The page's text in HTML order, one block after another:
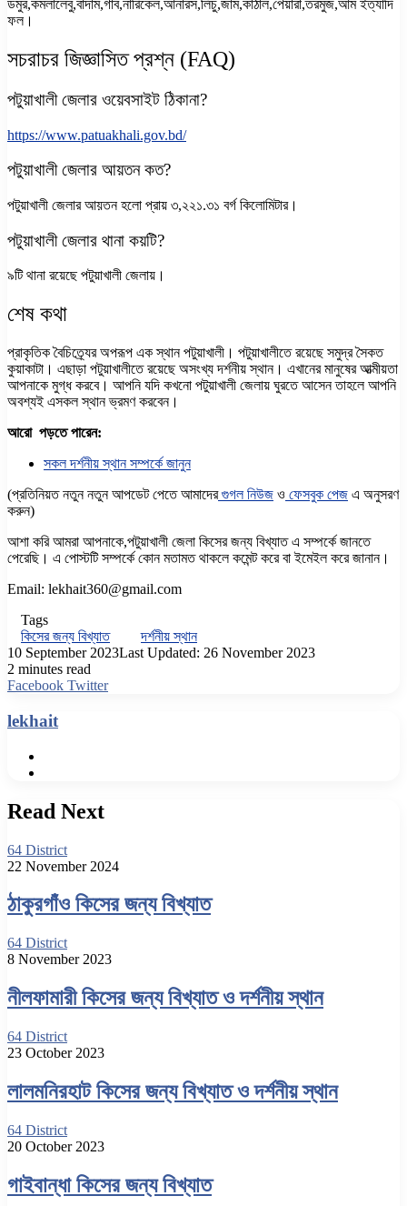
ডমুর,কমলালেবু,বাদাম,গাব,নারিকেল,আনারস,লিচু,জাম,কাঁঠাল,পেয়ারা,তরমুজ,আম ইত্যাদি
ফল।
সচরাচর জিজ্ঞাসিত প্রশ্ন (FAQ)
পটুয়াখালী জেলার ওয়েবসাইট ঠিকানা?
https://www.patuakhali.gov.bd/
পটুয়াখালী জেলার আয়তন কত?
পটুয়াখালী জেলার আয়তন হলো প্রায় ৩,২২১.৩১ বর্গ কিলোমিটার।
পটুয়াখালী জেলার থানা কয়টি?
৯টি থানা রয়েছে পটুয়াখালী জেলায়।
শেষ কথা
প্রাকৃতিক বৈচিত্র্যের অপরূপ এক স্থান পটুয়াখালী। পটুয়াখালীতে রয়েছে সমুদ্র সৈকত
কুয়াকাটা। এছাড়া পটুয়াখালীতে রয়েছে অসংখ্য দর্শনীয় স্থান। এখানের মানুষের আত্মীয়তা
আপনাকে মুগ্ধ করবে। আপনি যদি কখনো পটুয়াখালী জেলায় ঘুরতে আসেন তাহলে আপনি
অবশ্যই এসকল স্থান ভ্রমণ করবেন।
আরো পড়তে পারেন:
সকল দর্শনীয় স্থান সম্পর্কে জানুন
(প্রতিনিয়ত নতুন নতুন আপডেট পেতে আমাদেরগুগল নিউজ ও ফেসবুক পেজ এ অনুসরণ
করুন)
আশা করি আমরা আপনাকে,পটুয়াখালী জেলা কিসের জন্য বিখ্যাত এ সম্পর্কে জানতে
পেরেছি। এ পোস্টটি সম্পর্কে কোন মতামত থাকলে কমেন্ট করে বা ইমেইল করে জানান।
Email: lekhait360@gmail.com
Tags
কিসের জন্য বিখ্যাত
দর্শনীয় স্থান
10 September 2023Last Updated: 26 November 2023
2 minutes read
Facebook TwitterLinkedIn
Share
Print
lekhait
Read Next
64 District
22 November 2024
ঠাকুরগাঁও কিসের জন্য বিখ্যাত
64 District
8 November 2023
নীলফামারী কিসের জন্য বিখ্যাত ও দর্শনীয় স্থান
64 District
23 October 2023
লালমনিরহাট কিসের জন্য বিখ্যাত ও দর্শনীয় স্থান
64 District
20 October 2023
গাইবান্ধা কিসের জন্য বিখ্যাত